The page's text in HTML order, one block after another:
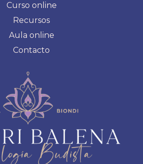
Curso online
Recursos
Aula online
Contacto